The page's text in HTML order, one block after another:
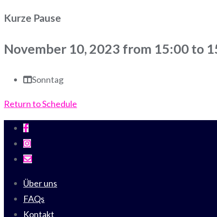
Kurze Pause
November 10, 2023 from 15:00 to
Sonntag
Return to Schedule
Über uns
FAQs
Kontakt